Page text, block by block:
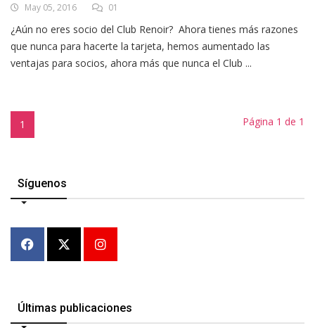
May 05, 2016 01
¿Aún no eres socio del Club Renoir? Ahora tienes más razones
que nunca para hacerte la tarjeta, hemos aumentado las
ventajas para socios, ahora más que nunca el Club ...
1 Página 1 de 1
Síguenos
Últimas publicaciones